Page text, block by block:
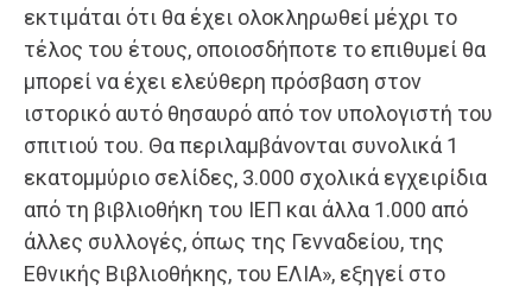
εκτιμάται ότι θα έχει ολοκληρωθεί μέχρι το
τέλος του έτους, οποιοσδήποτε το επιθυμεί θα
μπορεί να έχει ελεύθερη πρόσβαση στον
ιστορικό αυτό θησαυρό από τον υπολογιστή του
σπιτιού του. Θα περιλαμβάνονται συνολικά 1
εκατομμύριο σελίδες, 3.000 σχολικά εγχειρίδια
από τη βιβλιοθήκη του ΙΕΠ και άλλα 1.000 από
άλλες συλλογές, όπως της Γενναδείου, της
Εθνικής Βιβλιοθήκης, του ΕΛΙΑ», εξηγεί στο